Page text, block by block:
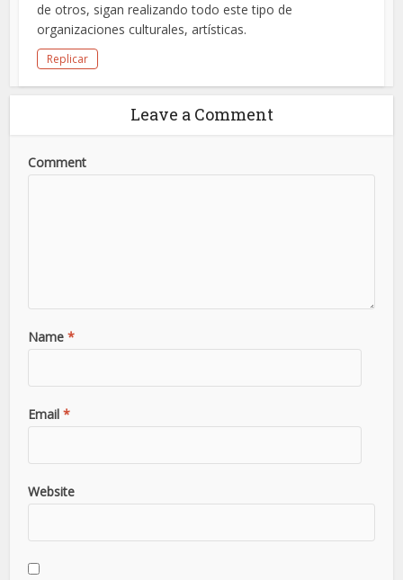
de otros, sigan realizando todo este tipo de
organizaciones culturales, artísticas.
Replicar
Leave a Comment
Comment
Name *
Email *
Website